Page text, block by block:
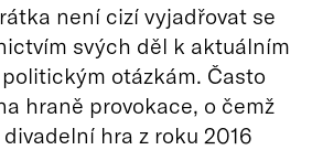
není cizí vyjadřovat se
svých děl k aktuálním
otázkám. Často
hraně provokace, o čemž
hra z roku 2016